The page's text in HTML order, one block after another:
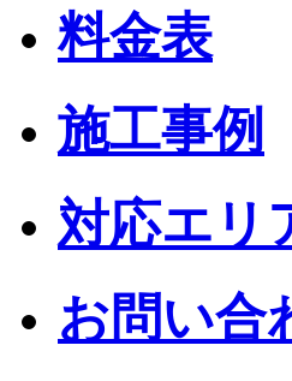
料金表
施工事例
対応エリ
お問い合